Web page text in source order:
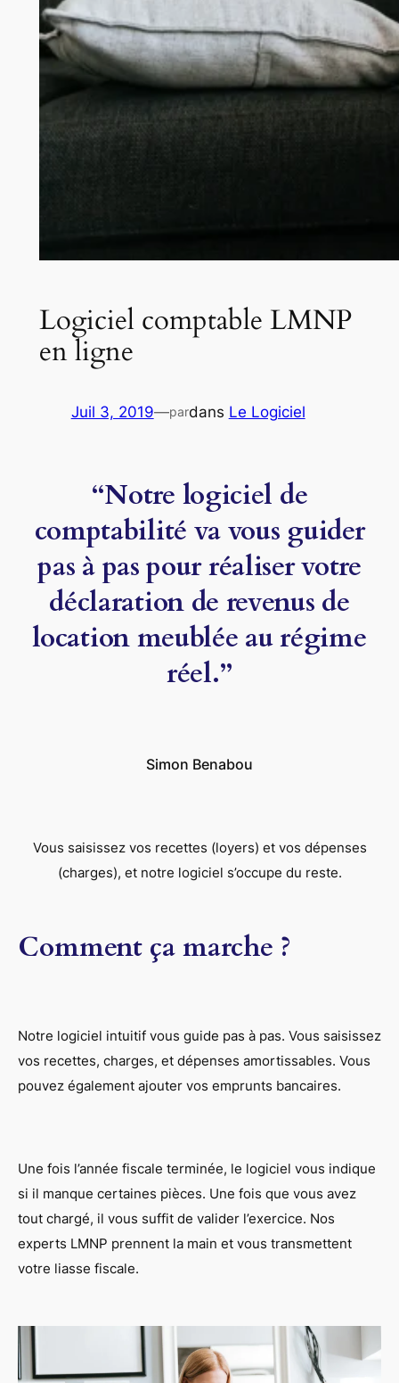
Logiciel comptable LMNP
en ligne
Juil 3, 2019—pardans Le Logiciel
“Notre logiciel de
comptabilité va vous guider
pas à pas pour réaliser votre
déclaration de revenus de
location meublée au régime
réel.”
Simon Benabou
Vous saisissez vos recettes (loyers) et vos dépenses
(charges), et notre logiciel s’occupe du reste.
Comment ça marche ?
Notre logiciel intuitif vous guide pas à pas. Vous saisissez
vos recettes, charges, et dépenses amortissables. Vous
pouvez également ajouter vos emprunts bancaires.
Une fois l’année fiscale terminée, le logiciel vous indique
si il manque certaines pièces. Une fois que vous avez
tout chargé, il vous suffit de valider l’exercice. Nos
experts LMNP prennent la main et vous transmettent
votre liasse fiscale.